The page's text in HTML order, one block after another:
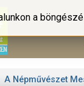
A Népművészet
a